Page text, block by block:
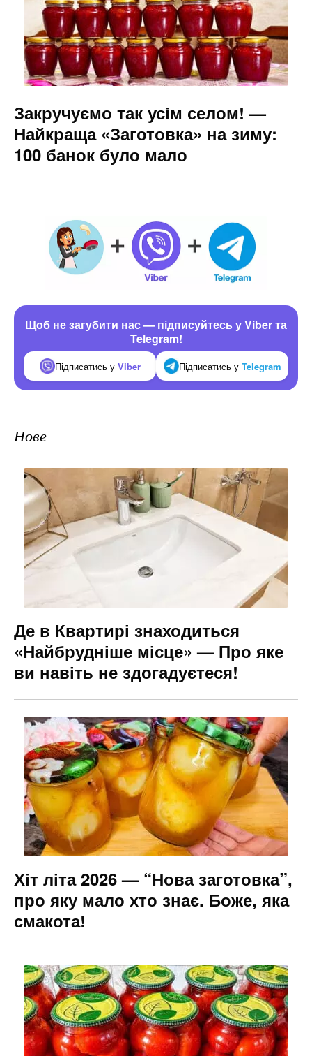
Закручуємо так усім селом! —
Найкраща «Заготовка» на зиму:
100 банок було мало
Щоб не загубити нас — підписуйтесь у Viber та
Telegram!
Підписатись у Viber Підписатись у Telegram
Нове
Де в Квартирі знаходиться
«Найбрудніше місце» — Про яке
ви навіть не здогадуєтеся!
Хіт літа 2026 — “Нова заготовка”,
про яку мало хто знає. Боже, яка
смакота!